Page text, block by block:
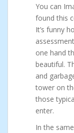
You can
found this
It’s funny
one hand
beautiful.
and
tower on
those
enter.
In the